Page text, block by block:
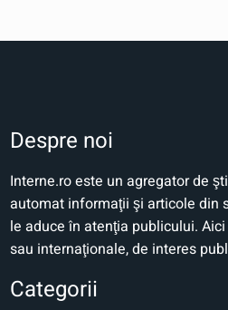
Despre noi
Interne.ro este un agregator de
automat informaţii şi articole din
le aduce în atenţia publicului.
sau internaţionale, de interes
Categorii